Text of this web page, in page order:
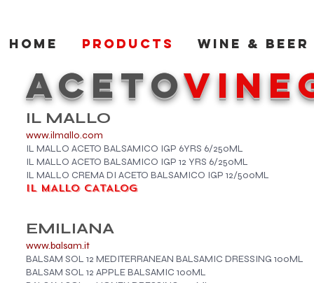
Home Products Wine & Beer
ACETO
​IL MALLO
www.ilmallo.com
IL MALLO ACETO BALSAMICO IGP 6YRS 6/250ML
IL MALLO ACETO BALSAMICO IGP 12 YRS 6/250ML
IL MALLO CREMA DI ACETO BALSAMICO IGP 12/500ML
IL MALLO CATALOG
​EMILIANA
www.balsam.it
BALSAM SOL 12 MEDITERRANEAN BALSAMIC DRESSING 100ML
BALSAM SOL 12 APPLE BALSAMIC 100ML